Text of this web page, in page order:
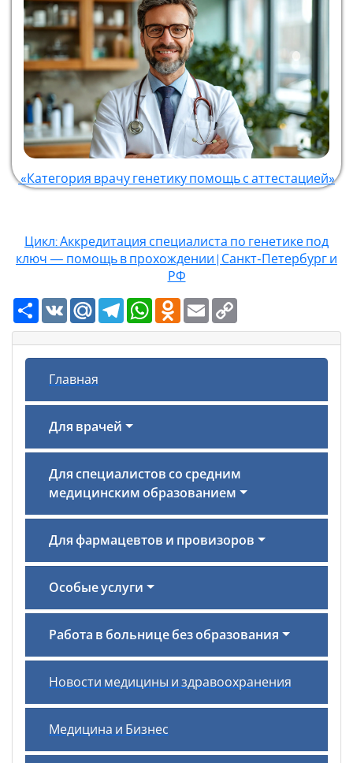
«Категория врачу генетику помощь с аттестацией»
Цикл: Аккредитация специалиста по генетике под
ключ — помощь в прохождении | Санкт-Петербург и
РФ
Ресурс
VK Mail.RuTelegramWhatsAppOdnoklassniki
Email
Главная
Для врачей
Для специалистов со средним
медицинским образованием
Для фармацевтов и провизоров
Особые услуги
Работа в больнице без образования
Новости медицины и здравоохранения
Медицина и Бизнес